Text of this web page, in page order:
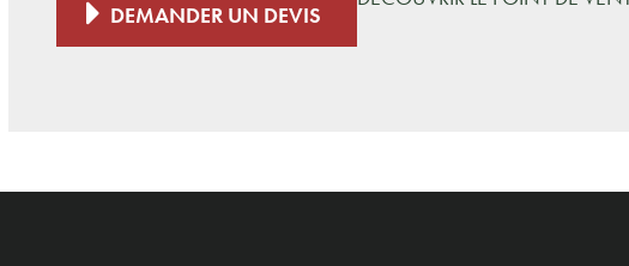
DEMANDER UN DEVIS